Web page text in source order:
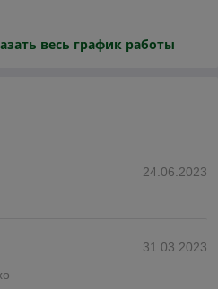
весь график работы
24.06.2023
31.03.2023